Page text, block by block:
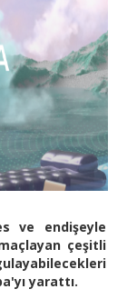
ve endişeyle
çeşitli
yarattı.